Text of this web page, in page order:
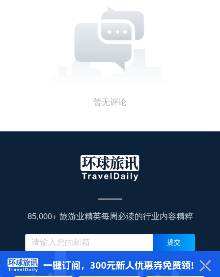
暂无评论
85,000+ 旅游业精英每周必读的行业内容精粹
提交
同时订阅旅连连岗位推荐邮件